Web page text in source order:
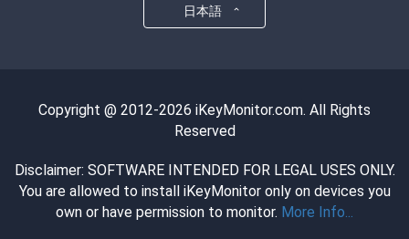
日本語
Copyright @ 2012-2026 iKeyMonitor.com. All Rights
Reserved
Disclaimer: SOFTWARE INTENDED FOR LEGAL USES ONLY.
You are allowed to install iKeyMonitor only on devices you
own or have permission to monitor. More Info...